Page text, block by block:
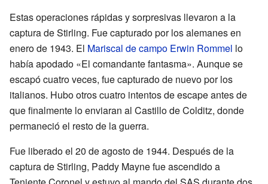
Estas operaciones rápidas y sorpresivas llevaron a la
captura de Stirling. Fue capturado por los alemanes en
enero de 1943. El Mariscal de campo Erwin Rommel lo
había apodado «El comandante fantasma». Aunque se
escapó cuatro veces, fue capturado de nuevo por los
italianos. Hubo otros cuatro intentos de escape antes de
que finalmente lo enviaran al Castillo de Colditz, donde
permaneció el resto de la guerra.
Fue liberado el 20 de agosto de 1944. Después de la
captura de Stirling, Paddy Mayne fue ascendido a